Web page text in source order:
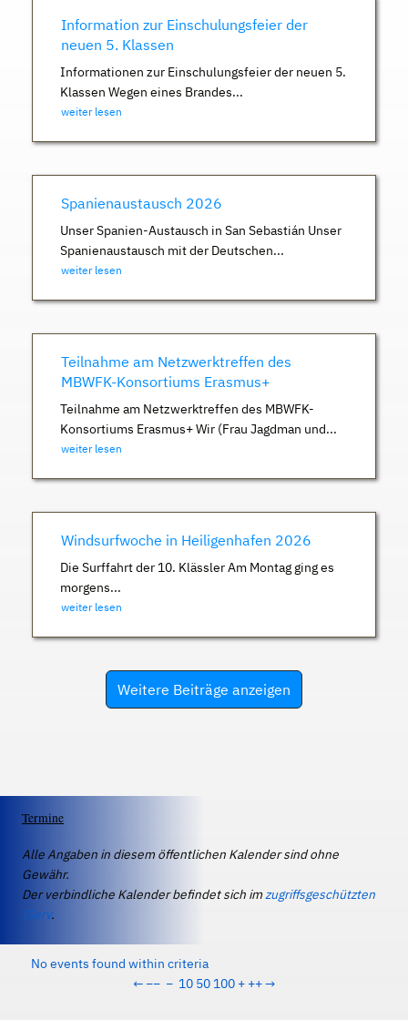
Information zur Einschulungsfeier der
neuen 5. Klassen
Informationen zur Einschulungsfeier der neuen 5.
Klassen Wegen eines Brandes...
weiter lesen
Spanienaustausch 2026
Unser Spanien-Austausch in San Sebastián Unser
Spanienaustausch mit der Deutschen...
weiter lesen
Teilnahme am Netzwerktreffen des
MBWFK-Konsortiums Erasmus+
Teilnahme am Netzwerktreffen des MBWFK-
Konsortiums Erasmus+ Wir (Frau Jagdman und...
weiter lesen
Windsurfwoche in Heiligenhafen 2026
Die Surffahrt der 10. Klässler Am Montag ging es
morgens...
weiter lesen
Weitere Beiträge anzeigen
Termine
Alle Angaben in diesem öffentlichen Kalender sind ohne
Gewähr.
Der verbindliche Kalender befindet sich imzugriffsgeschützten
IServ.
No events found within criteria
← −− − 10 50 100 + ++→